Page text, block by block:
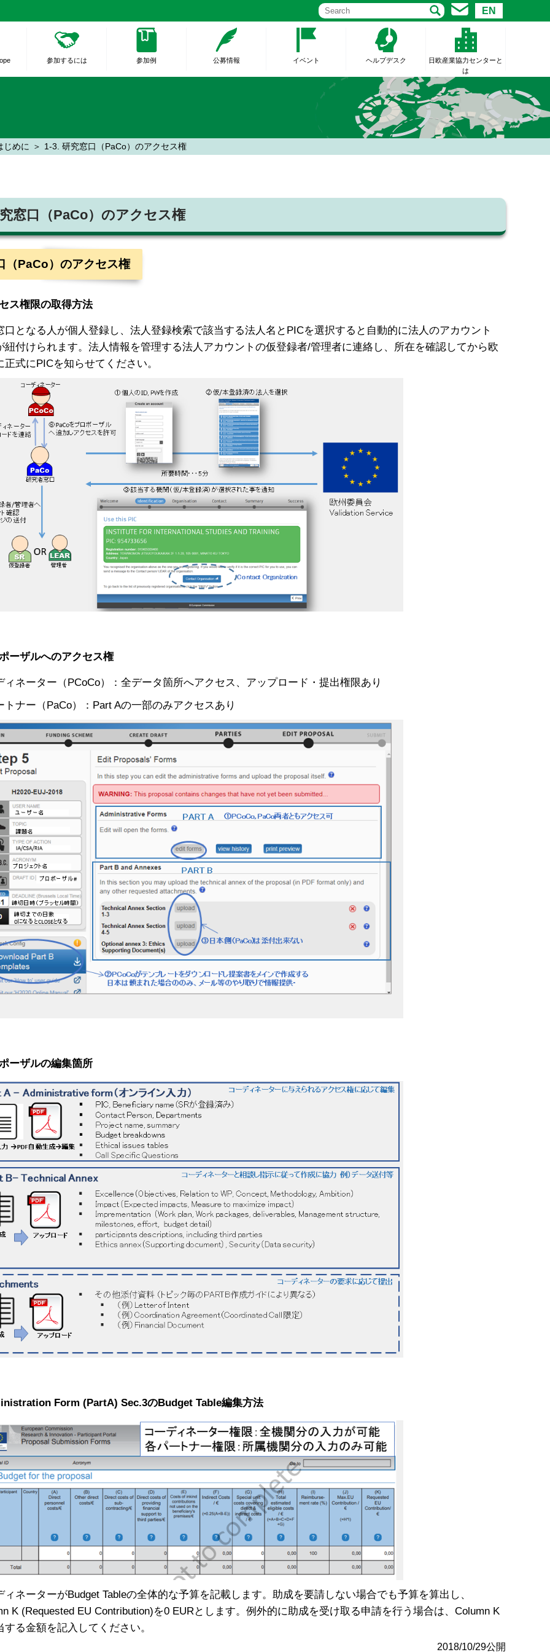
EN
参加するには 参加例 公募情報 イベント ヘルプデスク
日欧産業協力センターと
は
じめに 1-3. 研究窓口（PaCo）のアクセス権
窓口（PaCo）のアクセス権
（PaCo）のアクセス権
ス権限の取得方法
口となる人が個人登録し、法人登録検索で該当する法人名とPICを選択すると自動的に法人のアカウント
紐付けられます。法人情報を管理する法人アカウントの仮登録者/管理者に連絡し、所在を確認してから欧
正式にPICを知らせてください。
ーザルへのアクセス権
ィネーター（PCoCo）：全データ箇所へアクセス、アップロード・提出権限あり
トナー（PaCo）：Part Aの一部のみアクセスあり
ーザルの編集箇所
Form (PartA) Sec.3のBudget Table編集方法
ィネーターがBudget Tableの全体的な予算を記載します。助成を要請しない場合でも予算を算出し、
K (Requested EU Contribution)を0 EURとします。例外的に助成を受け取る申請を行う場合は、Column K
する金額を記入してください。
2018/10/29公開